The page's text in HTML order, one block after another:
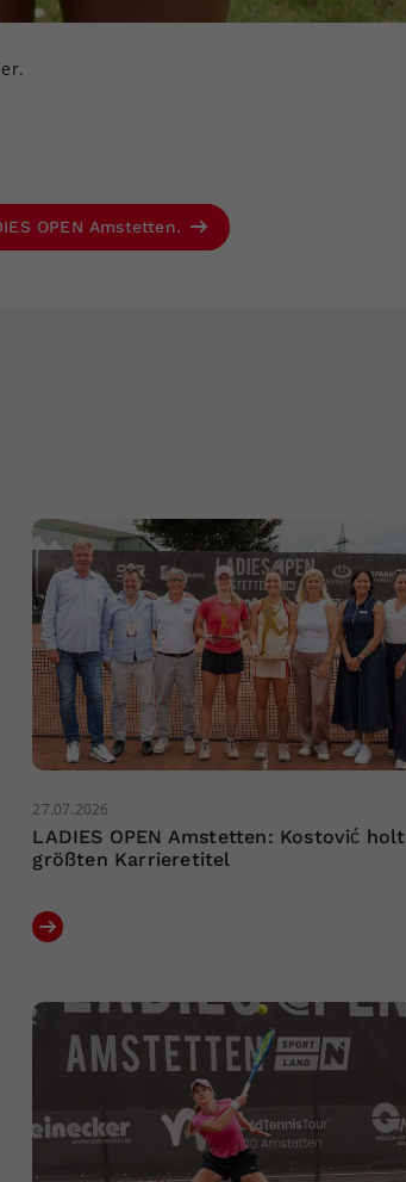
OPEN Amstetten.
27.07.2026
LADIES OPEN Amstetten: Kostović holt
größten Karrieretitel